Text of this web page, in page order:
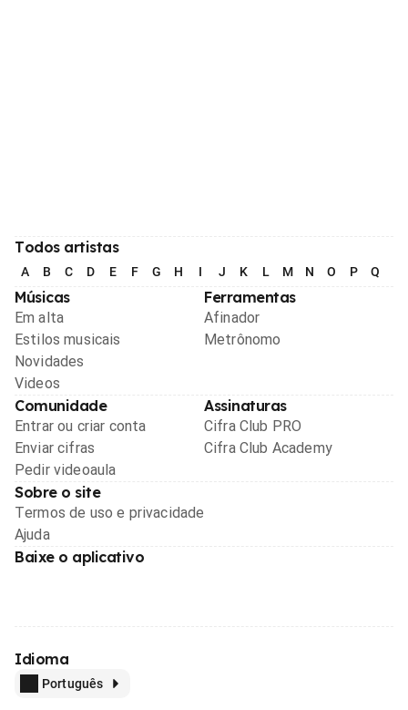
Todos artistas
A B C D E F G H I J K L M N O P Q
Músicas
Em alta
Estilos musicais
Novidades
Videos
Ferramentas
Afinador
Metrônomo
Comunidade
Entrar ou criar conta
Enviar cifras
Pedir videoaula
Assinaturas
Cifra Club PRO
Cifra Club Academy
Sobre o site
Termos de uso e privacidade
Ajuda
Baixe o aplicativo
Idioma
Português